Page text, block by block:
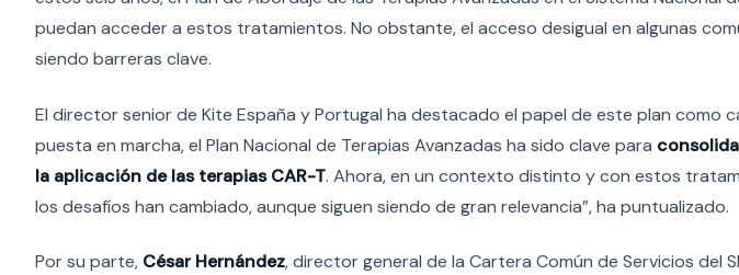
puedan acceder a estos tratamientos. No obstante, el acceso desigual en algunas
siendo barreras clave.
El director senior de Kite España y Portugal ha destacado el papel de este plan como
puesta en marcha, el Plan Nacional de Terapias Avanzadas ha sido clave para
la aplicación de las terapias CAR-T. Ahora, en un contexto distinto y con estos
los desafíos han cambiado, aunque siguen siendo de gran relevancia”, ha puntualizado.
Por su parte, César Hernández, director general de la Cartera Común de Servicios del